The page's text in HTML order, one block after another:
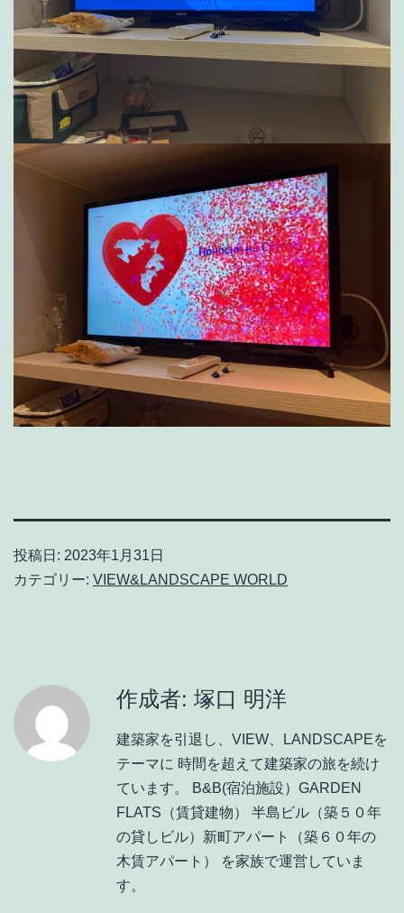
投稿日: 2023年1月31日
カテゴリー: VIEW&LANDSCAPE WORLD
作成者: 塚口 明洋
建築家を引退し、VIEW、LANDSCAPEを
テーマに 時間を超えて建築家の旅を続け
ています。 B&B(宿泊施設）GARDEN
FLATS（賃貸建物） 半島ビル（築５０年
の貸しビル）新町アパート（築６０年の
木賃アパート） を家族で運営していま
す。